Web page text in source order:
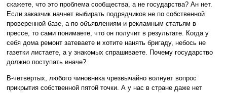
скажете, что это проблема сообщества, а не государства? Ан нет.
Если заказчик начнет выбирать подрядчиков не по собственной
проверенной базе, а по объявлениям и рекламным статьям в
прессе, то сами понимаете, что он получит в результате. Когда у
себя дома ремонт затеваете и хотите нанять бригаду, небось не
газетки листаете, а у знакомых спрашиваете. Почему государство
должно поступать иначе?
В-четвертых, любого чиновника чрезвычайно волнует вопрос
прикрытия собственной пятой точки. А у нас в стране даже нет